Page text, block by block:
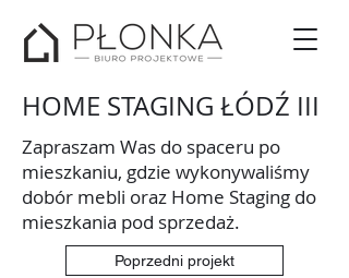
HOME STAGING ŁÓDŹ III
Zapraszam Was do spaceru po
mieszkaniu, gdzie wykonywaliśmy
dobór mebli oraz Home Staging do
mieszkania pod sprzedaż.
Poprzedni projekt